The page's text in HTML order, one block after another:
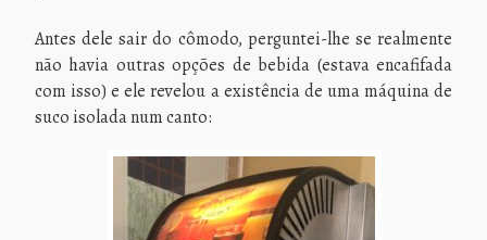
Antes dele sair do cômodo, perguntei-lhe se realmente
não havia outras opções de bebida (estava encafifada
com isso) e ele revelou a existência de uma máquina de
suco isolada num canto: